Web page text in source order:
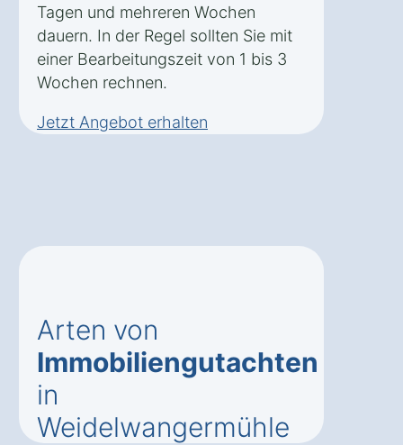
Tagen und mehreren Wochen
dauern. In der Regel sollten Sie mit
einer Bearbeitungszeit von 1 bis 3
Wochen rechnen.
Jetzt Angebot erhalten
Arten von
Immobiliengutachten
in
Weidelwangermühle